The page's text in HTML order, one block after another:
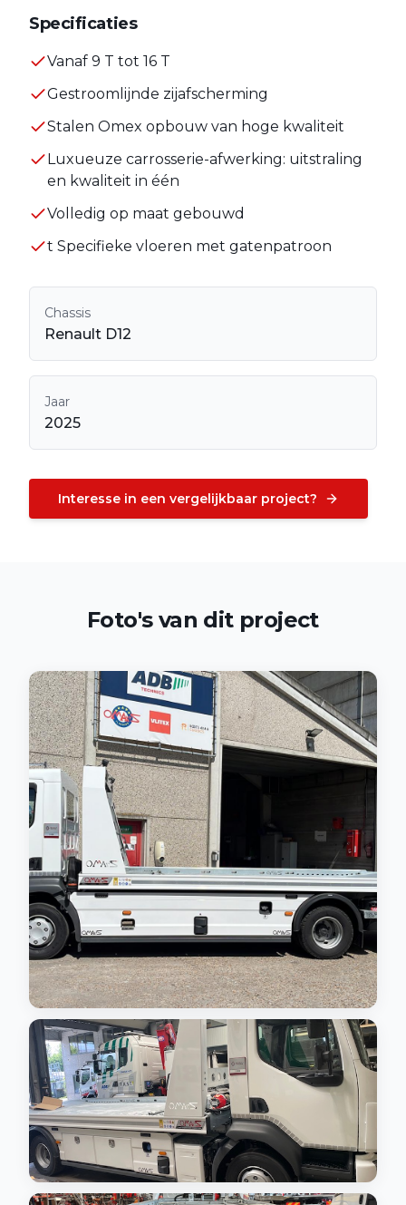
Specificaties
Vanaf 9 T tot 16 T
Gestroomlijnde zijafscherming
Stalen Omex opbouw van hoge kwaliteit
Luxueuze carrosserie-afwerking: uitstraling
en kwaliteit in één
Volledig op maat gebouwd
t Specifieke vloeren met gatenpatroon
Chassis
Renault D12
Jaar
2025
Interesse in een vergelijkbaar project?
Foto's van dit project